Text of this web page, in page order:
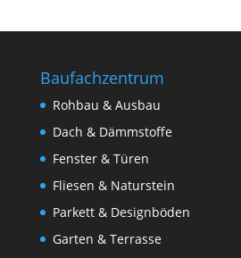
Baufachzentrum
Rohbau & Ausbau
Dach & Dämmstoffe
Fenster & Türen
Fliesen & Naturstein
Parkett & Designböden
Garten & Terrasse